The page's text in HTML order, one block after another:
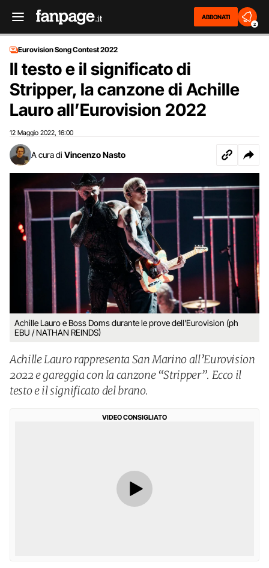
ABBONATI
2
Eurovision Song Contest 2022
Il testo e il significato di
Stripper, la canzone di Achille
Lauro all’Eurovision 2022
12 Maggio 2022 16:00
A cura di Vincenzo Nasto
Achille Lauro e Boss Doms durante le prove dell'Eurovision (ph
EBU / NATHAN REINDS)
Achille Lauro rappresenta San Marino all’Eurovision
2022 e gareggia con la canzone “Stripper”. Ecco il
testo e il significato del brano.
VIDEO CONSIGLIATO